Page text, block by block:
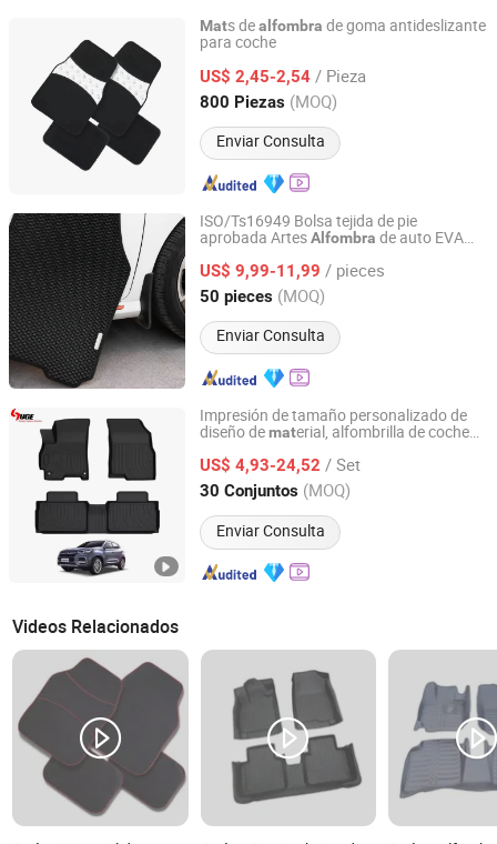
Mats dealfombra de goma antideslizante
para coche
US$ 2,45-2,54 / Pieza
800 Piezas (MOQ)
Enviar Consulta
Shanghai Huaqi Industrial Co., Ltd.
Shanghai, China Desde 2020
ISO/Ts16949 Bolsa tejida de pie
aprobada ArtesAlfombra de auto EVA
US$ 9,99-11,99 / pieces
50 pieces (MOQ)
Enviar Consulta
Xiamen Artes Plasti Products Co., Ltd.
Fujian, China Desde 2025
Impresión de tamaño personalizado de
diseño dematerial, alfombrilla de coche
US$ 4,93-24,52 / Set
30 Conjuntos (MOQ)
Enviar Consulta
Guangzhou Huge Logistics Equipment Company Ltd.
Guangdong, China Desde 2023
Videos Relacionados